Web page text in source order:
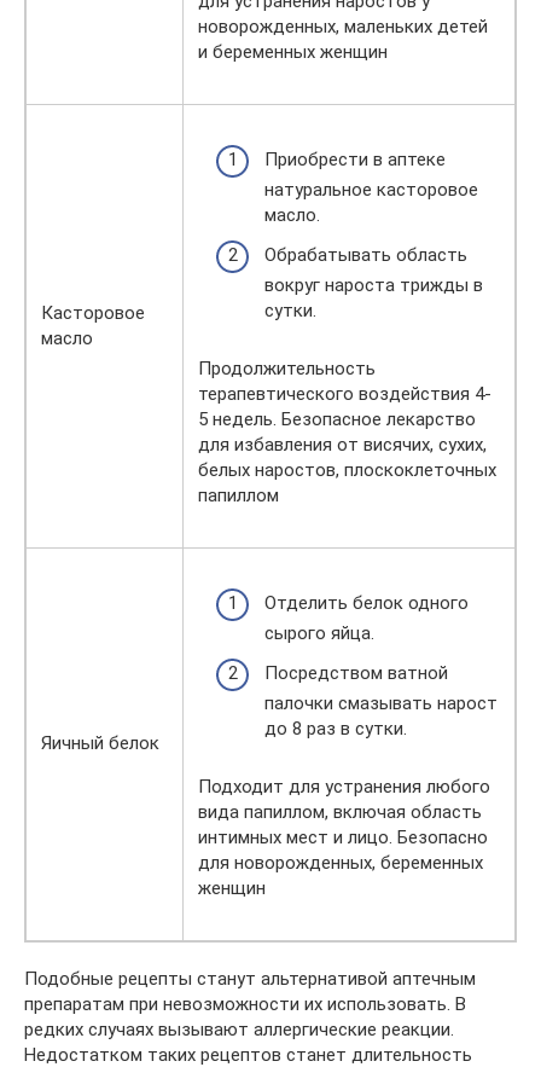
новорожденных, маленьких детей
и беременных женщин
Касторовое
масло
Приобрести в аптеке
натуральное касторовое
масло.
Обрабатывать область
вокруг нароста трижды в
сутки.
Продолжительность
терапевтического воздействия 4-
5 недель. Безопасное лекарство
для избавления от висячих, сухих,
белых наростов, плоскоклеточных
папиллом
Яичный белок
Отделить белок одного
сырого яйца.
Посредством ватной
палочки смазывать нарост
до 8 раз в сутки.
Подходит для устранения любого
вида папиллом, включая область
интимных мест и лицо. Безопасно
для новорожденных, беременных
женщин
Подобные рецепты станут альтернативой аптечным
препаратам при невозможности их использовать. В
редких случаях вызывают аллергические реакции.
Недостатком таких рецептов станет длительность